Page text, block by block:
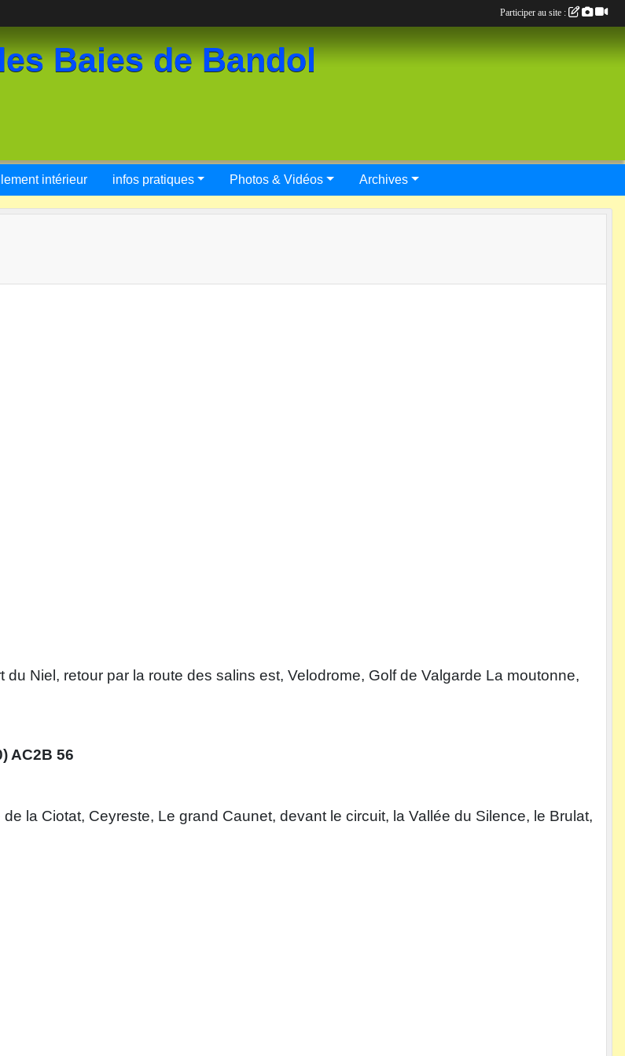
Baies de Bandol
intérieur infos pratiques Photos & Vidéos Archives
Niel, retour par la route des salins est, Velodrome, Golf de Valgarde La moutonne,
AC2B 56
la Ciotat, Ceyreste, Le grand Caunet, devant le circuit, la Vallée du Silence, le Brulat,
Participer au site :